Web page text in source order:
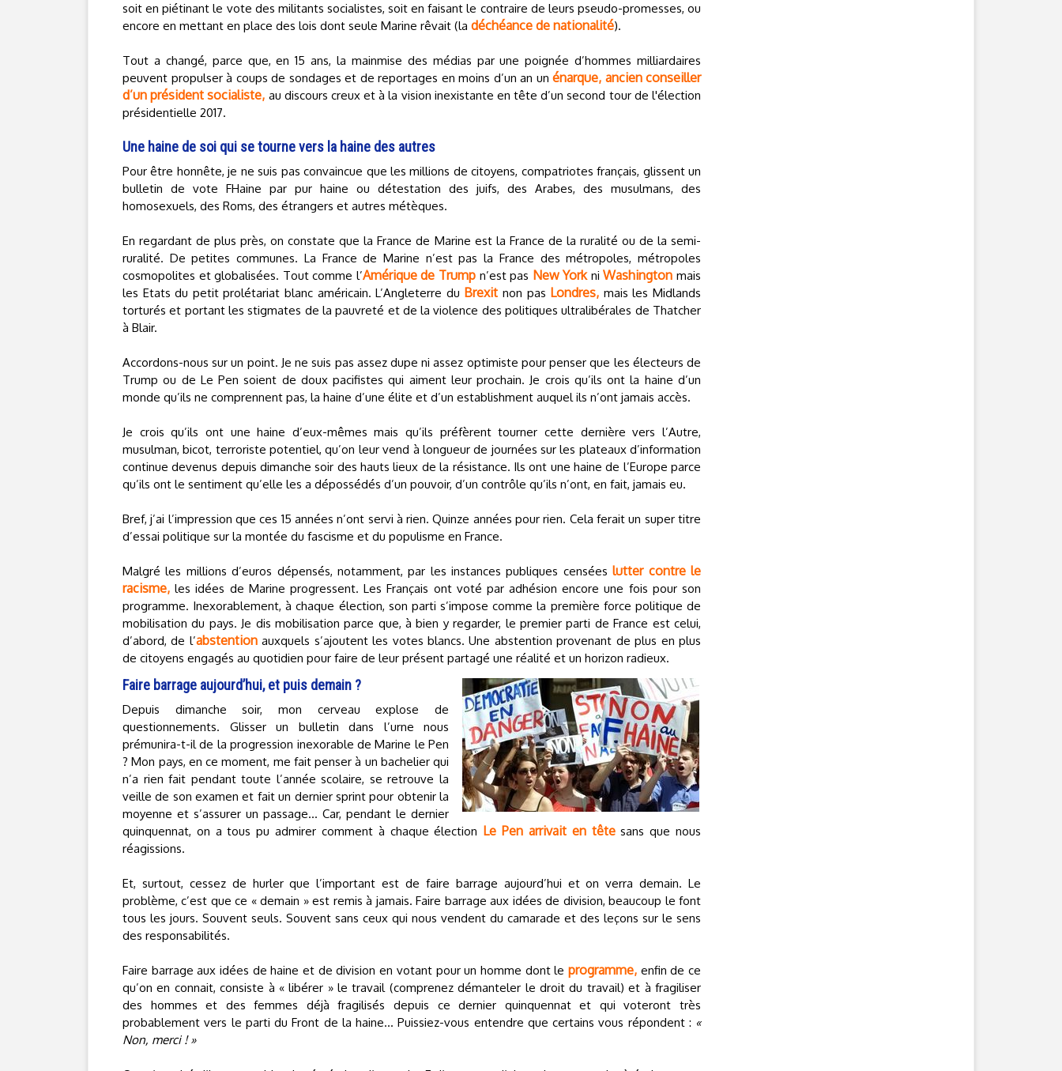
soit en piétinant le vote des militants socialistes, soit en faisant le contraire de leurs pseudo-promesses, ou
encore en mettant en place des lois dont seule Marine rêvait (la déchéance de nationalité).
Tout a changé, parce que, en 15 ans, la mainmise des médias par une poignée d’hommes milliardaires
peuvent propulser à coups de sondages et de reportages en moins d’un an un énarque, ancien conseiller
d’un président socialiste, au discours creux et à la vision inexistante en tête d’un second tour de l'élection
présidentielle 2017.
Une haine de soi qui se tourne vers la haine des autres
Pour être honnête, je ne suis pas convaincue que les millions de citoyens, compatriotes français, glissent un
bulletin de vote FHaine par pur haine ou détestation des juifs, des Arabes, des musulmans, des
homosexuels, des Roms, des étrangers et autres métèques.
En regardant de plus près, on constate que la France de Marine est la France de la ruralité ou de la semi-
ruralité. De petites communes. La France de Marine n’est pas la France des métropoles, métropoles
cosmopolites et globalisées. Tout comme l’Amérique de Trump n’est pas New YorkniWashington mais
les Etats du petit prolétariat blanc américain. L’Angleterre du Brexit non pas Londres, mais les Midlands
torturés et portant les stigmates de la pauvreté et de la violence des politiques ultralibérales de Thatcher
à Blair.
Accordons-nous sur un point. Je ne suis pas assez dupe ni assez optimiste pour penser que les électeurs de
Trump ou de Le Pen soient de doux pacifistes qui aiment leur prochain. Je crois qu’ils ont la haine d’un
monde qu’ils ne comprennent pas, la haine d’une élite et d’un establishment auquel ils n’ont jamais accès.
Je crois qu’ils ont une haine d’eux-mêmes mais qu’ils préfèrent tourner cette dernière vers l’Autre,
musulman, bicot, terroriste potentiel, qu’on leur vend à longueur de journées sur les plateaux d’information
continue devenus depuis dimanche soir des hauts lieux de la résistance. Ils ont une haine de l’Europe parce
qu’ils ont le sentiment qu’elle les a dépossédés d’un pouvoir, d’un contrôle qu’ils n’ont, en fait, jamais eu.
Bref, j’ai l’impression que ces 15 années n’ont servi à rien. Quinze années pour rien. Cela ferait un super titre
d’essai politique sur la montée du fascisme et du populisme en France.
Malgré les millions d’euros dépensés, notamment, par les instances publiques censéeslutter contre le
racisme, les idées de Marine progressent. Les Français ont voté par adhésion encore une fois pour son
programme. Inexorablement, à chaque élection, son parti s’impose comme la première force politique de
mobilisation du pays. Je dis mobilisation parce que, à bien y regarder, le premier parti de France est celui,
d’abord, de l’abstentionauxquels s’ajoutent les votes blancs. Une abstention provenant de plus en plus
de citoyens engagés au quotidien pour faire de leur présent partagé une réalité et un horizon radieux.
Faire barrage aujourd’hui, et puis demain ?
Depuis dimanche soir, mon cerveau explose de
questionnements. Glisser un bulletin dans l’urne nous
prémunira-t-il de la progression inexorable de Marine le Pen
? Mon pays, en ce moment, me fait penser à un bachelier qui
n’a rien fait pendant toute l’année scolaire, se retrouve la
veille de son examen et fait un dernier sprint pour obtenir la
moyenne et s’assurer un passage... Car, pendant le dernier
quinquennat, on a tous pu admirer comment à chaque élection Le Pen arrivait en têtesans que nous
réagissions.
Et, surtout, cessez de hurler que l’important est de faire barrage aujourd’hui et on verra demain. Le
problème, c’est que ce « demain » est remis à jamais. Faire barrage aux idées de division, beaucoup le font
tous les jours. Souvent seuls. Souvent sans ceux qui nous vendent du camarade et des leçons sur le sens
des responsabilités.
Faire barrage aux idées de haine et de division en votant pour un homme dont le programme, enfin de ce
qu’on en connait, consiste à « libérer » le travail (comprenez démanteler le droit du travail) et à fragiliser
des hommes et des femmes déjà fragilisés depuis ce dernier quinquennat et qui voteront très
probablement vers le parti du Front de la haine... Puissiez-vous entendre que certains vous répondent : «
Non, merci ! »